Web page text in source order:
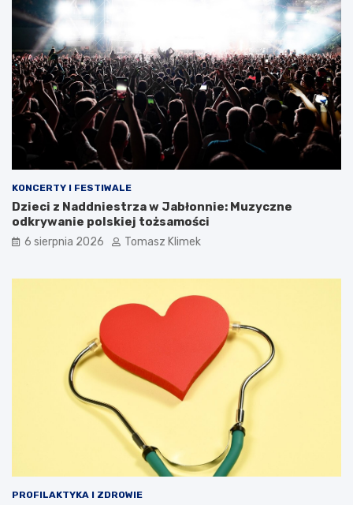
KONCERTY I FESTIWALE
Dzieci z Naddniestrza w Jabłonnie: Muzyczne
odkrywanie polskiej tożsamości
6 sierpnia 2026 Tomasz Klimek
PROFILAKTYKA I ZDROWIE